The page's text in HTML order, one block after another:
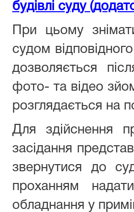
будівлі суду
При цьому
судом
дозволяється
фото- та відео
розглядається на
Для здійснення
засідання
звернутися до
проханням
обладнання у